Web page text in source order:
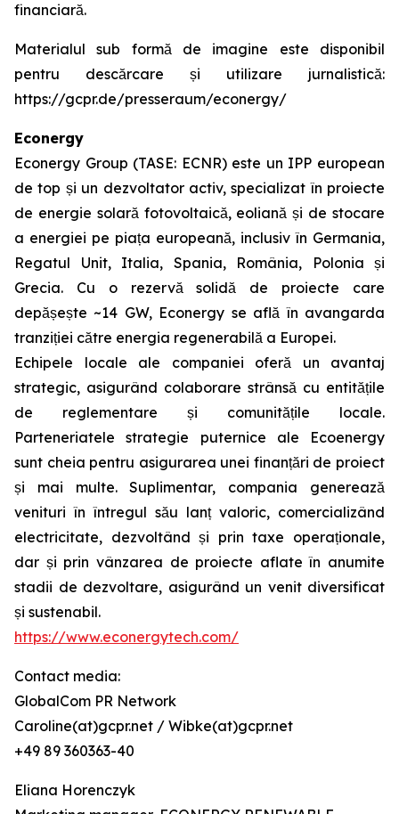
financiară.
Materialul sub formă de imagine este disponibil
pentru descărcare și utilizare jurnalistică:
https://gcpr.de/presseraum/econergy/
Econergy
Econergy Group (TASE: ECNR) este un IPP european
de top și un dezvoltator activ, specializat în proiecte
de energie solară fotovoltaică, eoliană și de stocare
a energiei pe piața europeană, inclusiv în Germania,
Regatul Unit, Italia, Spania, România, Polonia și
Grecia. Cu o rezervă solidă de proiecte care
depășește ~14 GW, Econergy se află în avangarda
tranziției către energia regenerabilă a Europei.
Echipele locale ale companiei oferă un avantaj
strategic, asigurând colaborare strânsă cu entitățile
de reglementare și comunitățile locale.
Parteneriatele strategie puternice ale Ecoenergy
sunt cheia pentru asigurarea unei finanțări de proiect
și mai multe. Suplimentar, compania generează
venituri în întregul său lanț valoric, comercializând
electricitate, dezvoltând și prin taxe operaționale,
dar și prin vânzarea de proiecte aflate în anumite
stadii de dezvoltare, asigurând un venit diversificat
și sustenabil.
https://www.econergytech.com/
Contact media:
GlobalCom PR Network
Caroline(at)gcpr.net / Wibke(at)gcpr.net
+49 89 360363-40
Eliana Horenczyk